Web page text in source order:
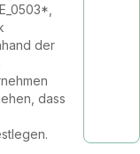
der
dass